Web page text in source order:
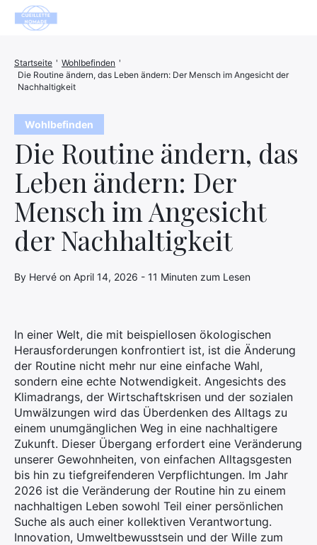
Wohlbefinden
Die Routine ändern, das
Leben ändern: Der
Mensch im Angesicht
der Nachhaltigkeit
By Hervé on April 14, 2026 - 11 Minuten zum Lesen
Startseite ' Wohlbefinden '
Die Routine ändern, das Leben ändern: Der Mensch im Angesicht der
Nachhaltigkeit
In einer Welt, die mit beispiellosen ökologischen
Herausforderungen konfrontiert ist, ist die Änderung
der Routine nicht mehr nur eine einfache Wahl,
sondern eine echte Notwendigkeit. Angesichts des
Klimadrangs, der Wirtschaftskrisen und der sozialen
Umwälzungen wird das Überdenken des Alltags zu
einem unumgänglichen Weg in eine nachhaltigere
Zukunft. Dieser Übergang erfordert eine Veränderung
unserer Gewohnheiten, von einfachen Alltagsgesten
bis hin zu tiefgreifenderen Verpflichtungen. Im Jahr
2026 ist die Veränderung der Routine hin zu einem
nachhaltigen Leben sowohl Teil einer persönlichen
Suche als auch einer kollektiven Verantwortung.
Innovation, Umweltbewusstsein und der Wille zum
Tiere
Dekoration
Haus
Wohlbefinden
Unternehmen
Finanzen